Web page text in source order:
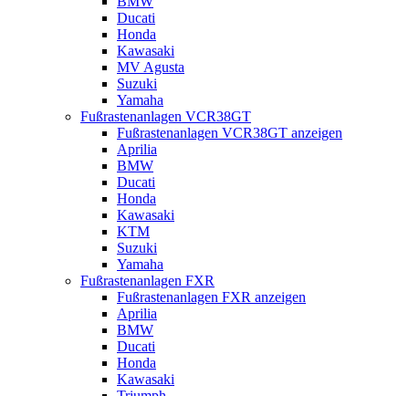
Ducati
Honda
Kawasaki
MV Agusta
Suzuki
Yamaha
Fußrastenanlagen VCR38GT
Fußrastenanlagen VCR38GT anzeigen
Aprilia
BMW
Ducati
Honda
Kawasaki
KTM
Suzuki
Yamaha
Fußrastenanlagen FXR
Fußrastenanlagen FXR anzeigen
Aprilia
BMW
Ducati
Honda
Kawasaki